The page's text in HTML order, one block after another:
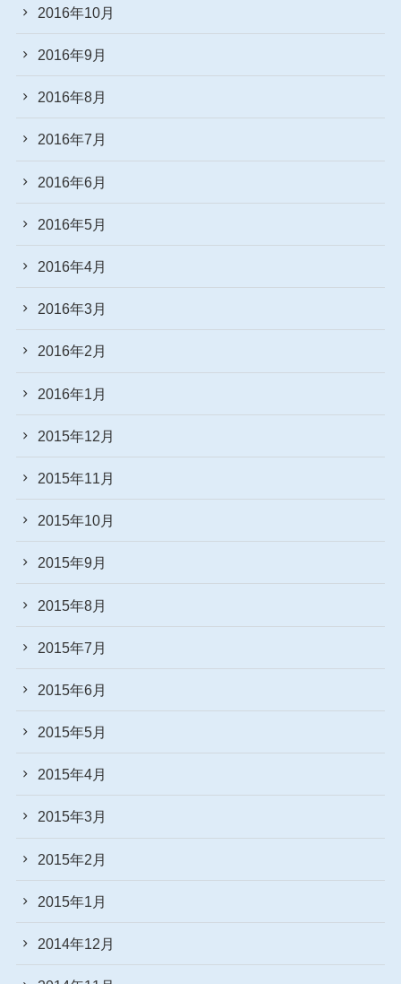
2016年10月
2016年9月
2016年8月
2016年7月
2016年6月
2016年5月
2016年4月
2016年3月
2016年2月
2016年1月
2015年12月
2015年11月
2015年10月
2015年9月
2015年8月
2015年7月
2015年6月
2015年5月
2015年4月
2015年3月
2015年2月
2015年1月
2014年12月